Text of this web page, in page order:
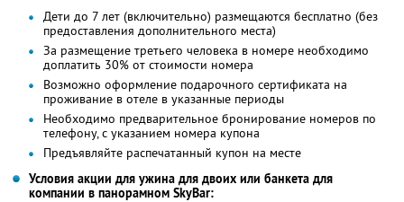
Дети до 7 лет (включительно) размещаются бесплатно (без
предоставления дополнительного места)
За размещение третьего человека в номере необходимо
доплатить 30% от стоимости номера
Возможно оформление подарочного сертификата на
проживание в отеле в указанные периоды
Необходимо предварительное бронирование номеров по
телефону, с указанием номера купона
Предъявляйте распечатанный купон на месте
Условия акции для ужина для двоих или банкета для
компании в панорамном SkyBаr: